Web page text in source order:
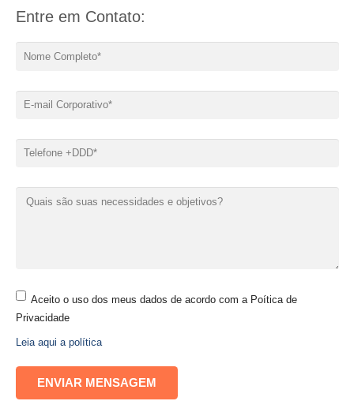
Entre em Contato:
Aceito o uso dos meus dados de acordo com a Poítica de
Privacidade
Leia aqui a política